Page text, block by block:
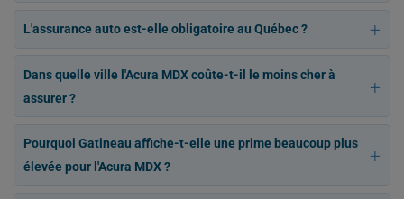
L'assurance auto est-elle obligatoire au Québec ?
Dans quelle ville l'Acura MDX coûte-t-il le moins cher à
assurer ?
Pourquoi Gatineau affiche-t-elle une prime beaucoup plus
élevée pour l'Acura MDX ?